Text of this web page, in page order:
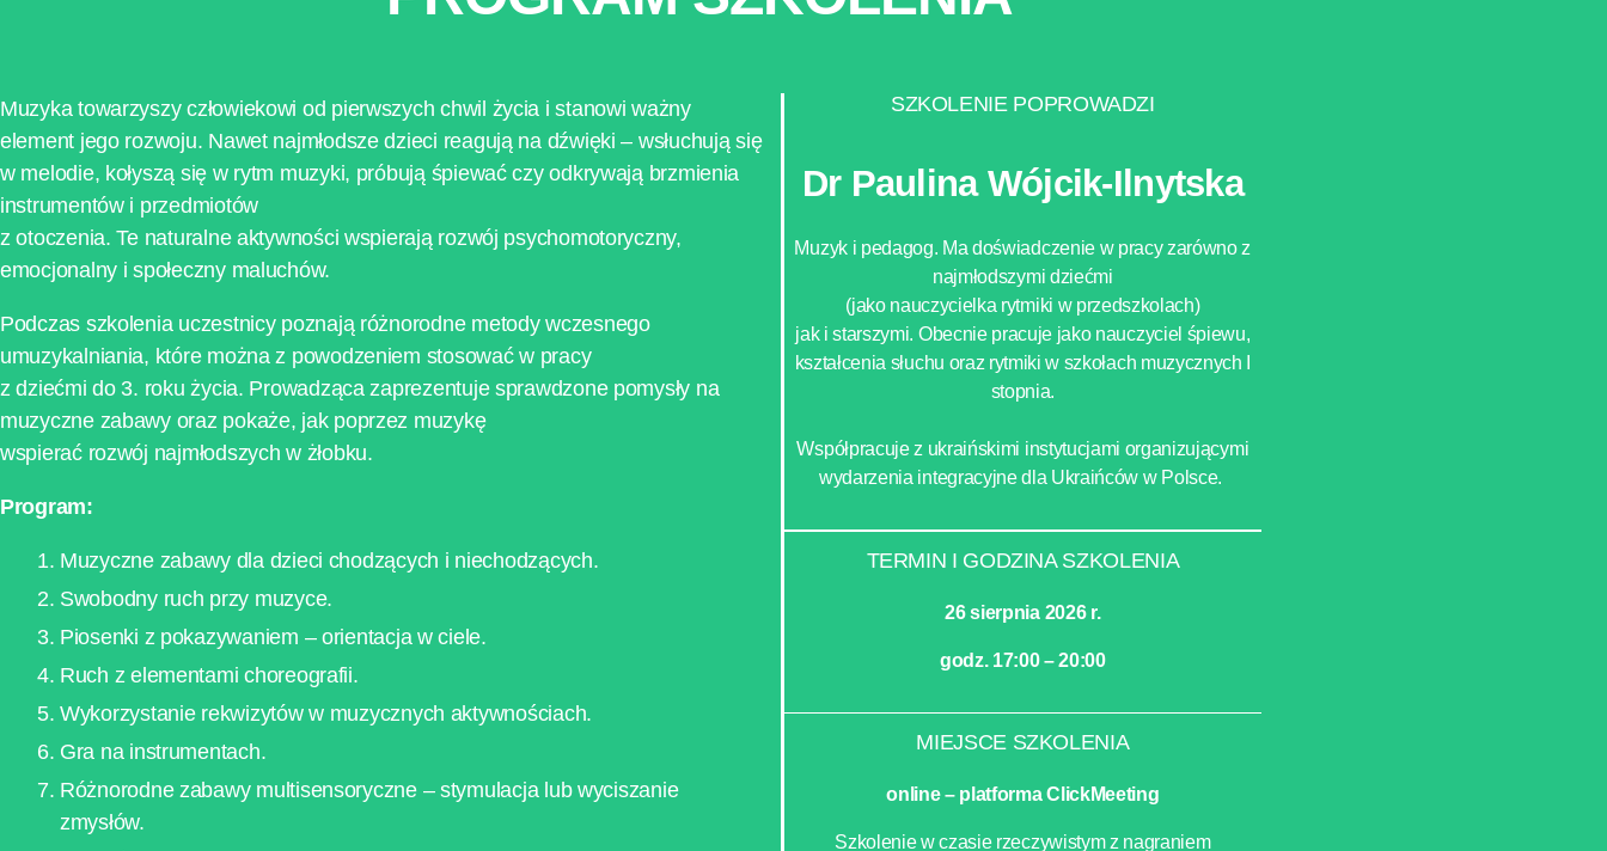
Muzyka towarzyszy człowiekowi od pierwszych chwil życia i stanowi ważny
element jego rozwoju. Nawet najmłodsze dzieci reagują na dźwięki – wsłuchują się
w melodie, kołyszą się w rytm muzyki, próbują śpiewać czy odkrywają brzmienia
instrumentów i przedmiotów
z otoczenia. Te naturalne aktywności wspierają rozwój psychomotoryczny,
emocjonalny i społeczny maluchów.
Podczas szkolenia uczestnicy poznają różnorodne metody wczesnego
umuzykalniania, które można z powodzeniem stosować w pracy
z dziećmi do 3. roku życia. Prowadząca zaprezentuje sprawdzone pomysły na
muzyczne zabawy oraz pokaże, jak poprzez muzykę
wspierać rozwój najmłodszych w żłobku.
Program:
Muzyczne zabawy dla dzieci chodzących i niechodzących.
Swobodny ruch przy muzyce.
Piosenki z pokazywaniem – orientacja w ciele.
Ruch z elementami choreografii.
Wykorzystanie rekwizytów w muzycznych aktywnościach.
Gra na instrumentach.
Różnorodne zabawy multisensoryczne – stymulacja lub wyciszanie
zmysłów.
SZKOLENIE POPROWADZI
Dr Paulina Wójcik-Ilnytska
Muzyk i pedagog. Ma doświadczenie w pracy zarówno z
najmłodszymi dziećmi
(jako nauczycielka rytmiki w przedszkolach)
jak i starszymi. Obecnie pracuje jako nauczyciel śpiewu,
kształcenia słuchu oraz rytmiki w szkołach muzycznych I
stopnia.
Współpracuje z ukraińskimi instytucjami organizującymi
wydarzenia integracyjne dla Ukraińców w Polsce.
TERMIN I GODZINA SZKOLENIA
26 sierpnia 2026 r.
godz. 17:00 – 20:00
MIEJSCE SZKOLENIA
online – platforma ClickMeeting
Szkolenie w czasie rzeczywistym z nagraniem